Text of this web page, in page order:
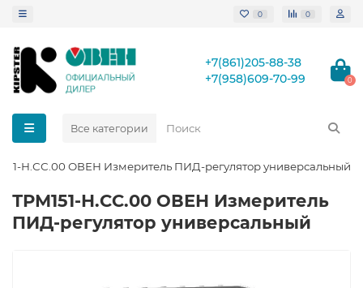
0 0
+7(861)205-88-38
+7(958)609-70-99
0
Все категории
Н.СС.00 ОВЕН Измеритель ПИД-регулятор универсальный
ТРМ151-Н.СС.00 ОВЕН Измеритель
ПИД-регулятор универсальный